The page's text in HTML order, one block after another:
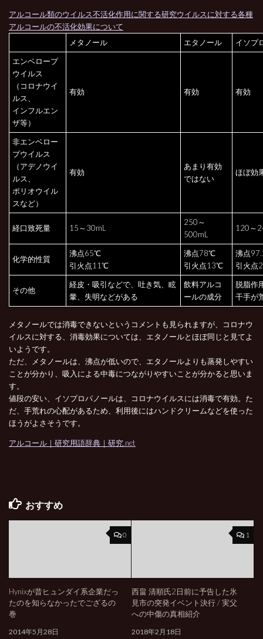
アルコール類のウイルス不活化作用に関する研究ウイルスに対する各種
アルコールの不活化効果について
メタノール
エタノール
イソプ
エンベロープ
ウイルス
（コロナウイ
ルス、
インフルエン
ザ等）
有効 有効 有効
非エンベロー
プウイルス
（アデノウイ
ルス、
ポリオウイル
スなど）
有効
あまり有効
ではない
ほぼ効
経口致死量 15～30mL
250～
500mL
120～
化学的性質
沸点65℃
引火点11℃
沸点78℃
引火点13℃
沸点
引火点
その他
経皮・吸引などで、吐き気、眩
暈、失明などがある
飲料アルコ
ールの成分
脱脂作
干手が
メタノールでは消毒できないというコメントも見られますが、コロナウ
イルスに対する、消毒効果については、エタノールとほぼ同じと見てよ
いようです。
ただ、メタノールは、沸点が低いので、エタノールよりも蒸発しやすい
ことが分かり、吸入による中毒につながりやすいことが分かると思いま
す。
値段の安い、イソプロパノールは、コロナウイルスには消毒で有効。た
だ、手荒れの心配があるため、利用後にはハンドクリームなどを使った
ほうがよさそうです。
アルコール｜研究用語辞典｜研究.net
おすすめ
0
Hynixが昔ヒュンダイ系企業だっ
たのを知らなかったでござるの
巻
2014年5月28日
1
西畠 清順氏2日前に予告した氷
見市の突発イベント決行 / 実父
への中傷の真相紹介
2018年2月18日